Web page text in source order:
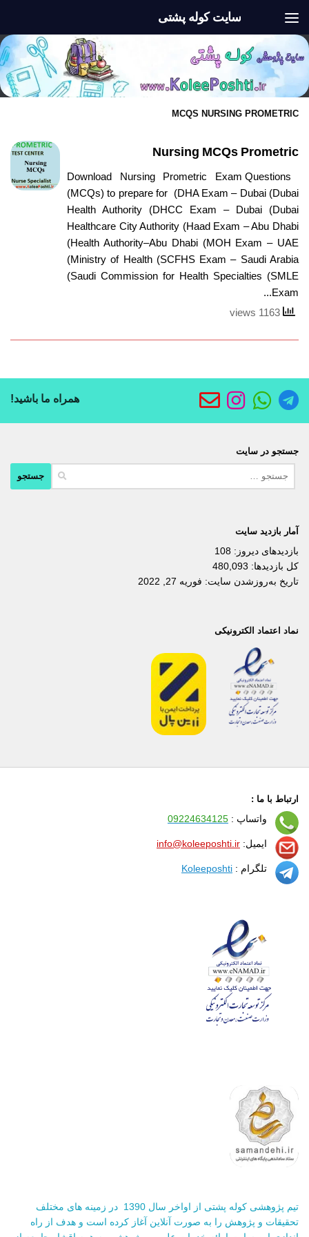
سایت کوله پشتی
MCQS NURSING PROMETRIC
Nursing MCQs Prometric
Download Nursing Prometric Exam Questions
(MCQs) to prepare for (DHA Exam – Dubai (Dubai
Health Authority (DHCC Exam – Dubai (Dubai
Healthcare City Authority (Haad Exam – Abu Dhabi
(Health Authority–Abu Dhabi (MOH Exam – UAE
(Ministry of Health (SCFHS Exam – Saudi Arabia
(Saudi Commission for Health Specialties (SMLE
Exam...
همراه ما باشید!
جستجو در سایت
آمار بازدید سایت
بازدیدهای دیروز: 108
کل بازدیدها: 480,093
تاریخ به‌روزشدن سایت: فوریه 27, 2022
نماد اعتماد الکترونیکی
ارتباط با ما :
واتساپ : 09224634125
ایمیل: info@koleeposhti.ir
تلگرام : Koleeposhti
تیم پژوهشی کوله پشتی از اواخر سال 1390 در زمینه های مختلف
تحقیقات و پژوهش را به صورت آنلاین آغاز کرده است و هدف از راه